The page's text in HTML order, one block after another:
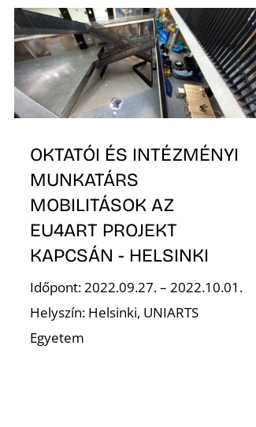
OKTATÓI ÉS INTÉZMÉNYI
MUNKATÁRS
MOBILITÁSOK AZ
EU4ART PROJEKT
KAPCSÁN - HELSINKI
Időpont: 2022.09.27. – 2022.10.01.
Helyszín: Helsinki, UNIARTS
Egyetem